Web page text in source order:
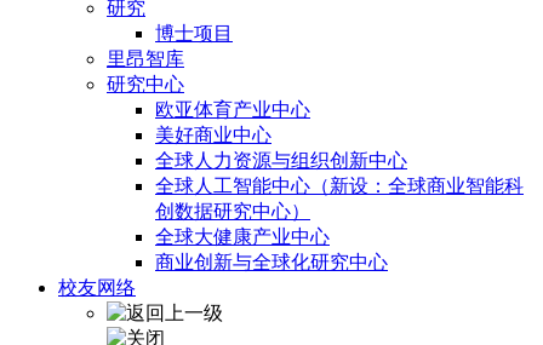
研究
博士项目
里昂智库
研究中心
欧亚体育产业中心
美好商业中心
全球人力资源与组织创新中心
全球人工智能中心（新设：全球商业智能科
创数据研究中心）
全球大健康产业中心
商业创新与全球化研究中心
校友网络